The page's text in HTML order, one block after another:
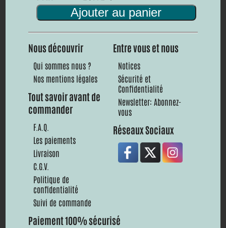
Ajouter au panier
Nous découvrir
Qui sommes nous ?
Nos mentions légales
Tout savoir avant de
commander
F.A.Q.
Les paiements
Livraison
C.G.V.
Politique de
confidentialité
Suivi de commande
Entre vous et nous
Notices
Sécurité et
Confidentialité
Newsletter: Abonnez-
vous
Réseaux Sociaux
Paiement 100% sécurisé